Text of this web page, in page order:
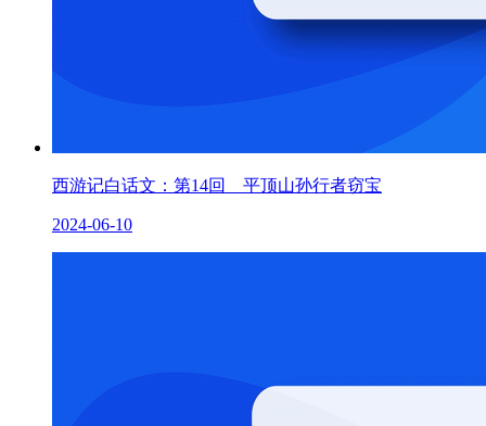
西游记白话文：第14回 平顶山孙行者窃宝
2024-06-10